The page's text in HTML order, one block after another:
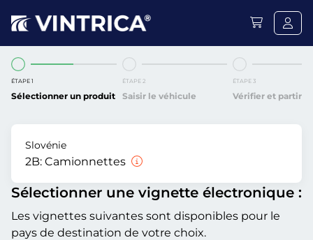
ÉTAPE 1
Sélectionner un produit
ÉTAPE 2
Saisir le véhicule
ÉTAPE 3
Vérifier et partir
Slovénie
2B: Camionnettes
Sélectionner une vignette électronique :
Les vignettes suivantes sont disponibles pour le
pays de destination de votre choix.